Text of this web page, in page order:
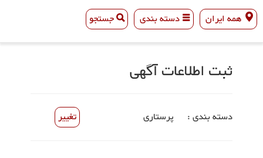
همه ایران دسته بندی جستجو
ثبت اطلاعات آگهی
دسته بندی : پرستاری تغییر
همه ایران دسته بندی جستجو